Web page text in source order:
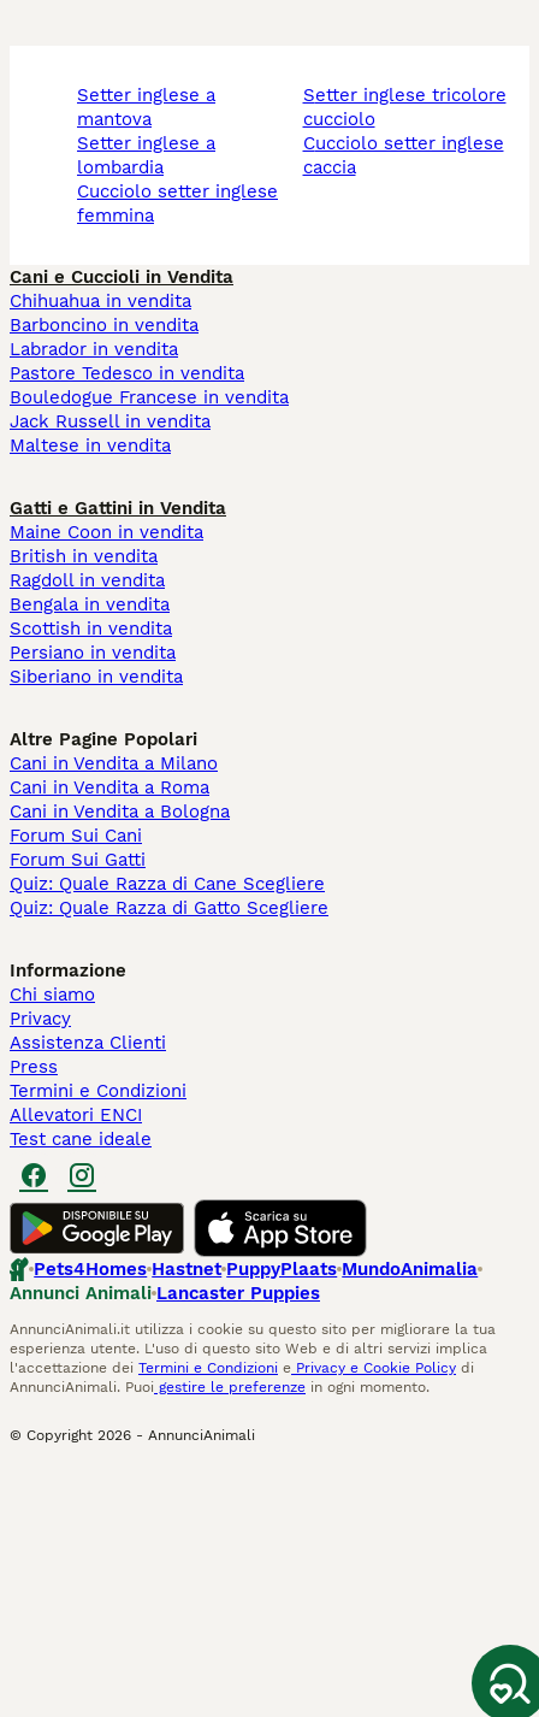
setter inglese a
mantova
setter inglese a
lombardia
cucciolo setter inglese
femmina
setter inglese tricolore
cucciolo
cucciolo setter inglese
caccia
Cani e Cuccioli in Vendita
Chihuahua in vendita
Barboncino in vendita
Labrador in vendita
Pastore Tedesco in vendita
Bouledogue Francese in vendita
Jack Russell in vendita
Maltese in vendita
Gatti e Gattini in Vendita
Maine Coon in vendita
British in vendita
Ragdoll in vendita
Bengala in vendita
Scottish in vendita
Persiano in vendita
Siberiano in vendita
Altre Pagine Popolari
Cani in Vendita a Milano
Cani in Vendita a Roma
Cani in Vendita a Bologna
Forum Sui Cani
Forum Sui Gatti
Quiz: Quale Razza di Cane Scegliere
Quiz: Quale Razza di Gatto Scegliere
Informazione
Chi siamo
Privacy
Assistenza Clienti
Press
Termini e Condizioni
Allevatori ENCI
Test cane ideale
Pets4Homes Hastnet PuppyPlaats MundoAnimalia
Annunci Animali Lancaster Puppies
AnnunciAnimali.it utilizza i cookie su questo sito per migliorare la tua
esperienza utente. L'uso di questo sito Web e di altri servizi implica
l'accettazione dei Termini e Condizioni e Privacy e Cookie Policy di
AnnunciAnimali. Puoi gestire le preferenze in ogni momento.
© Copyright 2026 - AnnunciAnimali